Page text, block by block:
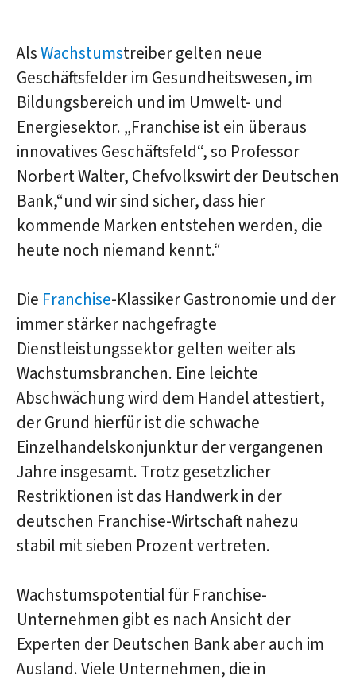
AlsWachstumstreiber gelten neue
Geschäftsfelder im Gesundheitswesen, im
Bildungsbereich und im Umwelt- und
Energiesektor. „Franchise ist ein überaus
innovatives Geschäftsfeld“, so Professor
Norbert Walter, Chefvolkswirt der Deutschen
Bank,“und wir sind sicher, dass hier
kommende Marken entstehen werden, die
heute noch niemand kennt.“
Die Franchise-Klassiker Gastronomie und der
immer stärker nachgefragte
Dienstleistungssektor gelten weiter als
Wachstumsbranchen. Eine leichte
Abschwächung wird dem Handel attestiert,
der Grund hierfür ist die schwache
Einzelhandelskonjunktur der vergangenen
Jahre insgesamt. Trotz gesetzlicher
Restriktionen ist das Handwerk in der
deutschen Franchise-Wirtschaft nahezu
stabil mit sieben Prozent vertreten.
Wachstumspotential für Franchise-
Unternehmen gibt es nach Ansicht der
Experten der Deutschen Bank aber auch im
Ausland. Viele Unternehmen, die in